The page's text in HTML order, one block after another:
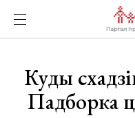
Куды
Падборка